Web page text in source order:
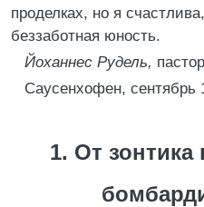
проделках, но я
беззаботная юность.
Йоханнес Рудель, пастор
Саусенхофен, сентябрь
1. От